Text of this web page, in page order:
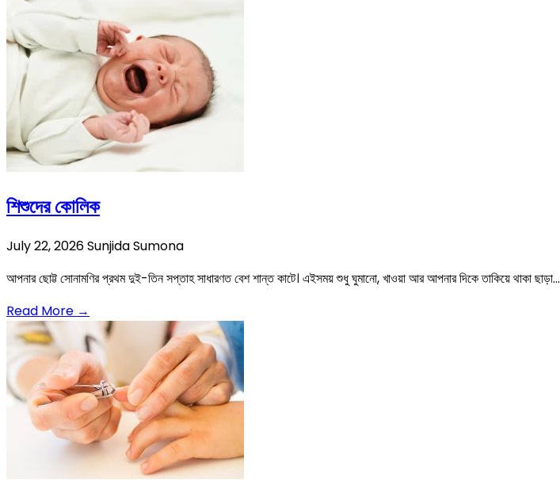
শিশুদের কোলিক
July 22, 2026Sunjida Sumona
আপনার ছোট্ট সোনামণির প্রথম দুই-তিন সপ্তাহ সাধারণত বেশ শান্ত কাটে। এইসময় শুধু ঘুমানো, খাওয়া আর আপনার দিকে তাকিয়ে থাকা ছাড়া…
Read More →